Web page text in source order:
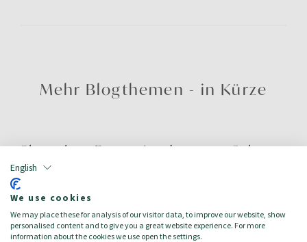
English
We use cookies
We may place these for analysis of our visitor data, to improve our website, show
personalised content and to give you a great website experience. For more
information about the cookies we use open the settings.
Mehr Blogthemen - in Kürze
Chocolate Brown ist das neue Schwarz
MEHR LESEN